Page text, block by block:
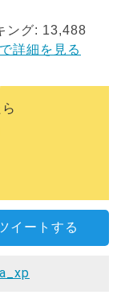
ング: 13,488
詳細を見る
イートする